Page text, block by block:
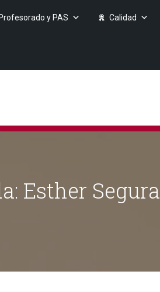
Profesorado y PAS Calidad
Esther Segura